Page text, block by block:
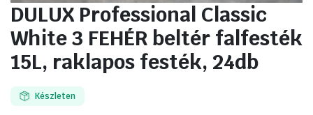
DULUX Professional Classic
White 3 FEHÉR beltér falfesték
15L, raklapos festék, 24db
Készleten